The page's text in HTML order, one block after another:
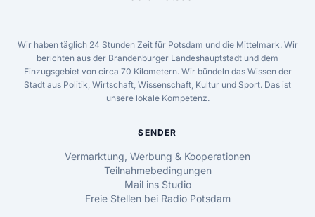
Wir haben täglich 24 Stunden Zeit für Potsdam und die Mittelmark. Wir
berichten aus der Brandenburger Landeshauptstadt und dem
Einzugsgebiet von circa 70 Kilometern. Wir bündeln das Wissen der
Stadt aus Politik, Wirtschaft, Wissenschaft, Kultur und Sport. Das ist
unsere lokale Kompetenz.
SENDER
Vermarktung, Werbung & Kooperationen
Teilnahmebedingungen
Mail ins Studio
Freie Stellen bei Radio Potsdam